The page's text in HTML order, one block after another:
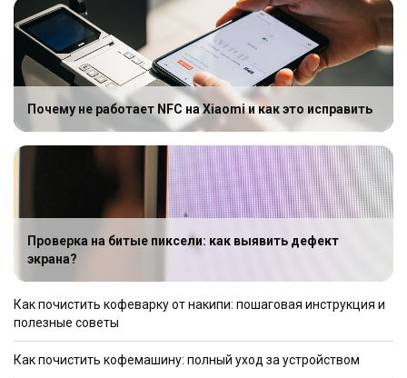
Почему не работает NFC на Xiaomi и как это исправить
Проверка на битые пиксели: как выявить дефект
экрана?
Как почистить кофеварку от накипи: пошаговая инструкция и
полезные советы
Как почистить кофемашину: полный уход за устройством